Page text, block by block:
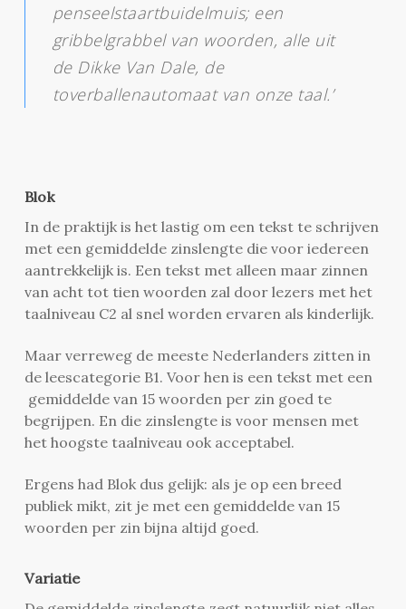
penseelstaartbuidelmuis; een
gribbelgrabbel van woorden, alle uit
de Dikke Van Dale, de
toverballenautomaat van onze taal.’
Blok
In de praktijk is het lastig om een tekst te schrijven
met een gemiddelde zinslengte die voor iedereen
aantrekkelijk is. Een tekst met alleen maar zinnen
van acht tot tien woorden zal door lezers met het
taalniveau C2 al snel worden ervaren als kinderlijk.
Maar verreweg de meeste Nederlanders zitten in
de leescategorie B1. Voor hen is een tekst met een
gemiddelde van 15 woorden per zin goed te
begrijpen. En die zinslengte is voor mensen met
het hoogste taalniveau ook acceptabel.
Ergens had Blok dus gelijk: als je op een breed
publiek mikt, zit je met een gemiddelde van 15
woorden per zin bijna altijd goed.
Variatie